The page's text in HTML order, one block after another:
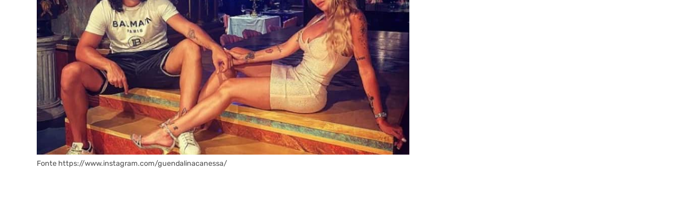
Fonte https://www.instagram.com/guendalinacanessa/